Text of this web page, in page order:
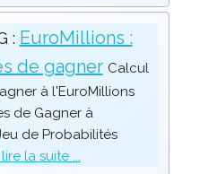
: EuroMillions :
de gagner Calcul
à l'EuroMillions
de Gagner à
de Probabilités
lire la suite ...